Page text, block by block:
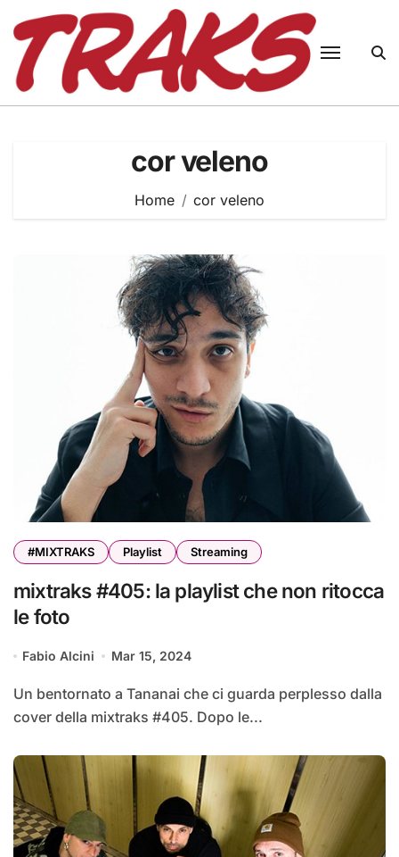
content
cor veleno
Home cor veleno
#MIXTRAKS Playlist Streaming
mixtraks #405: la playlist che non ritocca
le foto
Fabio Alcini Mar 15, 2024
Un bentornato a Tananai che ci guarda perplesso dalla
cover della mixtraks #405. Dopo le...